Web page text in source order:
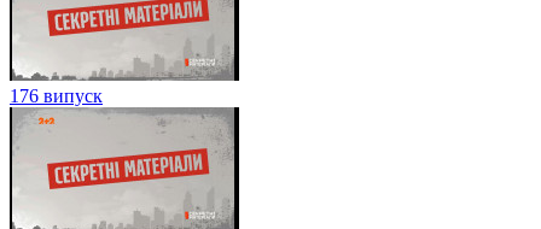
176 випуск